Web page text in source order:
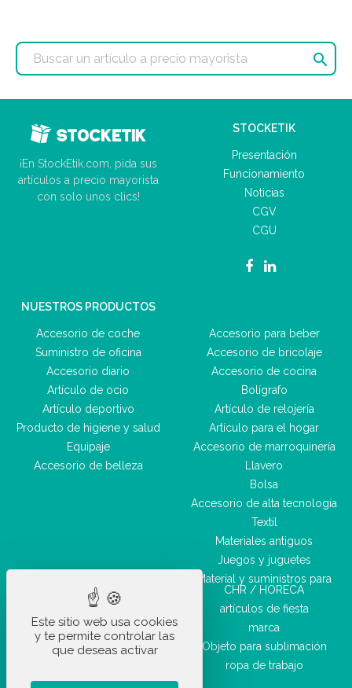

¡En StockEtik.com, pida sus
artículos a precio mayorista
con solo unos clics!
STOCKETIK
Presentación
Funcionamiento
Noticias
CGV
CGU
NUESTROS PRODUCTOS
Accesorio de coche
Suministro de oficina
Accesorio diario
Artículo de ocio
Artículo deportivo
Producto de higiene y salud
Equipaje
Accesorio de belleza
Accesorio para beber
Accesorio de bricolaje
Accesorio de cocina
Bolígrafo
Artículo de relojería
Artículo para el hogar
Accesorio de marroquinería
Llavero
Bolsa
Accesorio de alta tecnología
Textil
Materiales antiguos
Juegos y juguetes
Material y suministros para
CHR / HORECA
artículos de fiesta
marca
Objeto para sublimación
ropa de trabajo
Este sitio web usa cookies
y te permite controlar las
que deseas activar